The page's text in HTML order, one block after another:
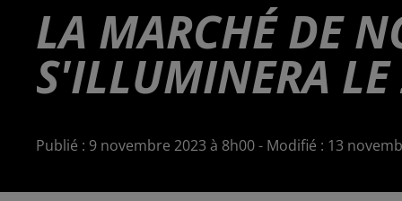
LA MARCHÉ DE
S'ILLUMINERA
Publié : 9 novembre 2023 à 8h00 - Modifié : 13